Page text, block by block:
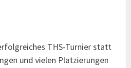
THS-Turnier statt
und vielen Platzierungen